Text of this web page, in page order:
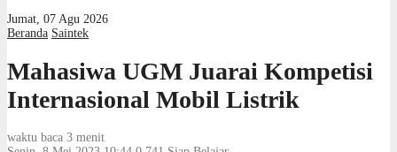
Jumat, 07 Agu 2026
Beranda Saintek
Mahasiwa UGM Juarai Kompetisi
Internasional Mobil Listrik
waktu baca 3 menit